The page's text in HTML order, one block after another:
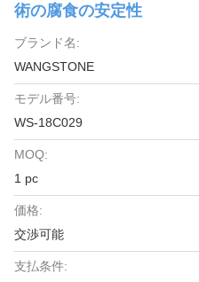
術の腐食の安定性
ブランド名:
WANGSTONE
モデル番号:
WS-18C029
MOQ:
1 pc
価格:
交渉可能
支払条件: